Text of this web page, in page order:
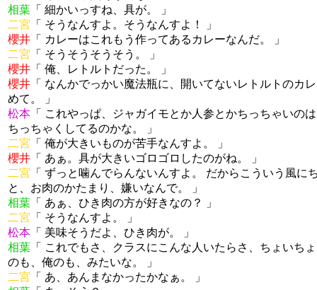
相葉 「 細かいっすね、具が。 」
二宮 「 そうなんすよ。そうなんすよ！ 」
櫻井 「 カレーはこれもう作ってあるカレーなんだ。 」
二宮 「 そうそうそうそう。 」
櫻井 「 俺、レトルトだった。 」
櫻井 「 なんかでっかい魔法瓶に、開いてないレトルトのカ
めて。 」
松本 「 これやっぱ、ジャガイモとか人参とかちっちゃいの
ちっちゃくしてるのかな。 」
二宮 「 俺が大きいものが苦手なんすよ。 」
櫻井 「 あぁ。具が大きいゴロゴロしたのがね。 」
二宮 「 ずっと噛んでらんないんすよ。 だからこういう風に
と、お肉のかたまり、嫌いなんで。 」
相葉 「 あぁ、ひき肉の方が好きなの？ 」
二宮 「 そうなんすよ。 」
松本 「 美味そうだよ、ひき肉が。 」
相葉 「 これでもさ、クラスにこんな人いたらさ、ちょいち
のも、俺のも、みたいな。 」
二宮 「 あ、あんまなかったかなぁ。 」